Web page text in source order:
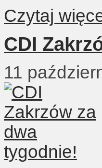
Czytaj
CDI
11